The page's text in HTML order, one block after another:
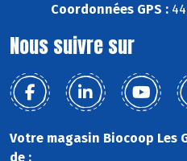
Coordonnées GPS :
Nous suivre sur
Votre magasin Biocoop Les
de :